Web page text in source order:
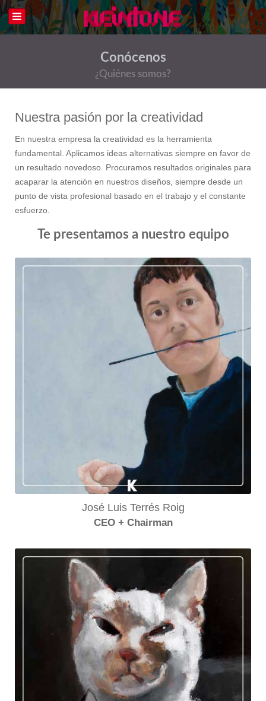
Conócenos
¿Quiénes somos?
Nuestra pasión por la creatividad
En nuestra empresa la creatividad es la herramienta
fundamental. Aplicamos ideas alternativas siempre en favor de
un resultado novedoso. Procuramos resultados originales para
acaparar la atención en nuestros diseños, siempre desde un
punto de vista profesional basado en el trabajo y el constante
esfuerzo.
Te presentamos a nuestro equipo
José Luis Terrés Roig
CEO + Chairman